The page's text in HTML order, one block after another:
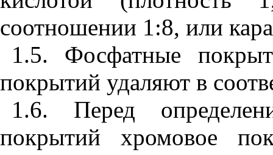
соотношении 1:8, или
1.5. Фосфатные
покрытий удаляют в
1.6. Перед
покрытий хромовое